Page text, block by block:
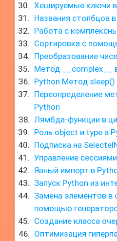
Хешируемые ключи
Названия столбцов
Работа с
Сортировка с
Преобразование
Метод __complex__
Python Метод sleep()
Переопределение
Python
Лямбда-функции в
Роль object и type в
Подписка на
Управление
Явный импорт в
Запуск Python из
Замена элементов в
помощью
Создание класса
Оптимизация